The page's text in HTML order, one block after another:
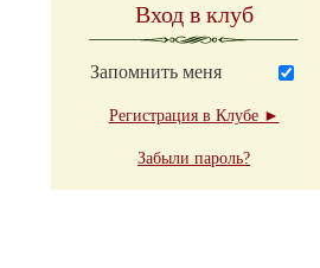
Вход в клуб
Запомнить меня
Регистрация в Клубе ►
Забыли пароль?